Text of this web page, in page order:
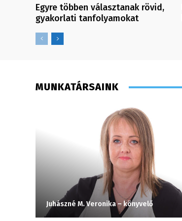
Egyre többen választanak rövid,
gyakorlati tanfolyamokat
MUNKATÁRSAINK
Juhászné M. Veronika – könyvelő